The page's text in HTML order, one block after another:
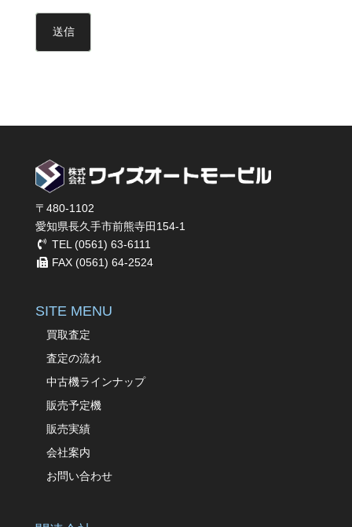
〒480-1102
愛知県長久手市前熊寺田154-1
TEL (0561) 63-6111
FAX (0561) 64-2524
SITE MENU
買取査定
査定の流れ
中古機ラインナップ
販売予定機
販売実績
会社案内
お問い合わせ